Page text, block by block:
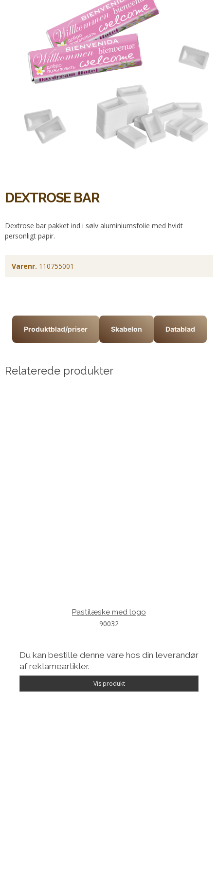
DEXTROSE BAR
Dextrose bar pakket ind i sølv aluminiumsfolie med hvidt
personligt papir.
Varenr. 110755001
Produktblad/priser Skabelon Datablad
Relaterede produkter
Pastilæske med logo
90032
Du kan bestille denne vare hos din leverandør
af reklameartikler.
Vis produkt